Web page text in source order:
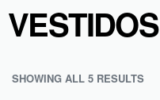
VESTIDOS
SHOWING ALL 5 RESULTS